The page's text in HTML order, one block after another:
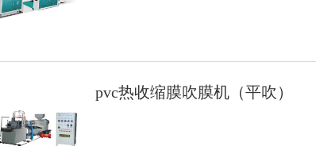
pvc热收缩膜吹膜机（平吹）